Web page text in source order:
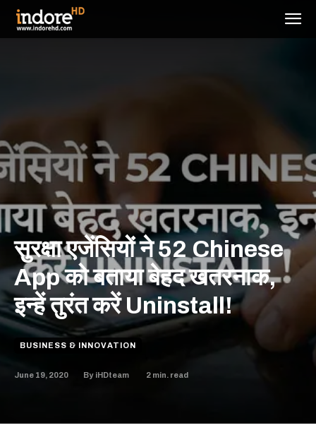
सुरक्षा एजेंसियों ने 52 Chinese
App को बताया बेहद खतरनाक,
इन्हें तुरंत करें Uninstall!
BUSINESS & INNOVATION
June 19, 2020 By iHDteam 2 min. read